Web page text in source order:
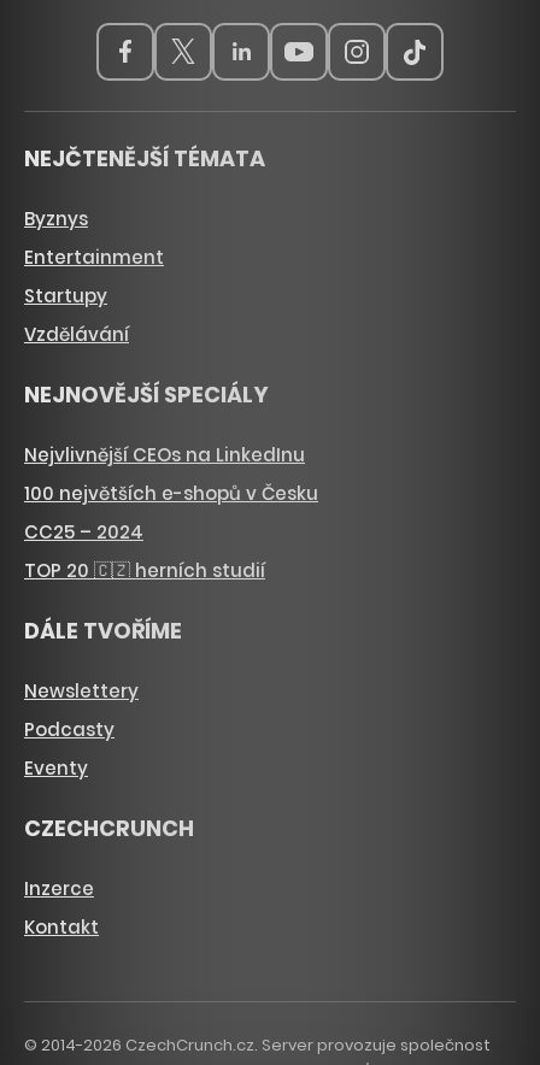
NEJČTENĚJŠÍ TÉMATA
Byznys
Entertainment
Startupy
Vzdělávání
NEJNOVĚJŠÍ SPECIÁLY
Nejvlivnější CEOs na LinkedInu
100 největších e-shopů v Česku
CC25 – 2024
TOP 20 🇨🇿 herních studií
DÁLE TVOŘÍME
Newslettery
Podcasty
Eventy
CZECHCRUNCH
Inzerce
Kontakt
© 2014-2026 CzechCrunch.cz. Server provozuje společnost